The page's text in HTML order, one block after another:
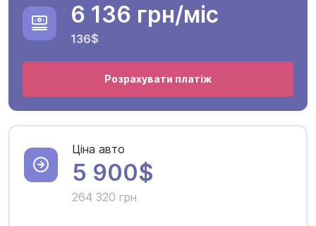
6 136 грн/міс
136$
Розрахувати платіж
Ціна авто
5 900$
264 320 грн